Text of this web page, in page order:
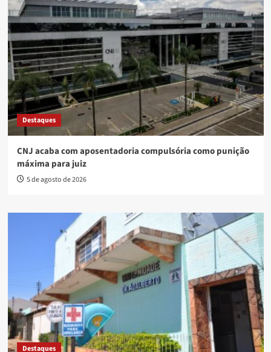
Destaques
CNJ acaba com aposentadoria compulsória como punição
máxima para juiz
5 de agosto de 2026
Destaques